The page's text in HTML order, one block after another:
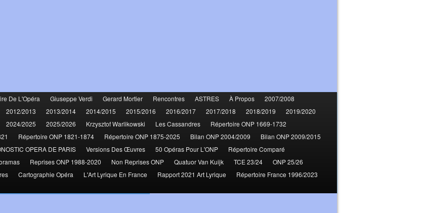
De L'Opéra Giuseppe Verdi Gerard Mortier Rencontres ASTRES À Propos
2007/2008
2012/2013 2013/2014 2014/2015 2015/2016 2016/2017 2017/2018 2018/2019
2019/2020
2024/2025 2025/2026 Krzysztof Warlikowski Les Cassandres
Répertoire ONP 1669-1732
Répertoire ONP 1821-1874 Répertoire ONP 1875-2025 Bilan ONP 2004/2009
Bilan ONP 2009/2015
OPERA DE PARIS Versions Des Œuvres 50 Opéras Pour L'ONP
Répertoire Comparé
Reprises ONP 1988-2020 Non Reprises ONP Quatuor Van Kuijk TCE 23/24
ONP 25/26
Cartographie Opéra L'Art Lyrique En France Rapport 2021 Art Lyrique
Répertoire France 1996/2023